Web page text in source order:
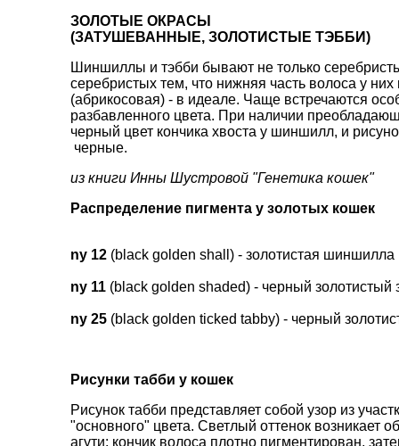
ЗОЛОТЫЕ ОКРАСЫ
(ЗАТУШЕВАННЫЕ, ЗОЛОТИСТЫЕ ТЭББИ)
Шиншиллы и тэбби бывают не только
серебристых тем, что нижняя часть волоса у
(абрикосовая) - в идеале. Чаще встречаются
разбавленного цвета. При наличии
черный цвет кончика хвоста у шиншилл, и
черные.
из книги Инны Шустровой "Генетика кошек"
Распределение пигмента у золотых кошек
ny 12 (black golden shall) - золотистая шиншилла
ny 11 (black golden shaded) - черный золотистый
ny 25 (black golden ticked tabby) - черный
Рисунки табби у кошек
Рисунок табби представляет собой узор из
"основного" цвета. Светлый оттенок возникает
агути: кончик волоса плотно пигментирован,